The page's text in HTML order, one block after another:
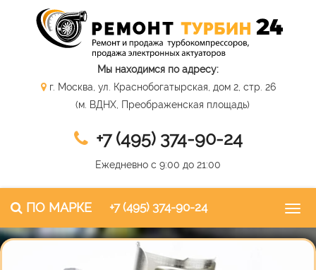
Мы находимся по адресу:
г. Москва, ул. Краснобогатырская, дом 2, стр. 26
(м. ВДНХ, Преображенская площадь)
+7 (495) 374-90-24
Ежедневно с 9:00 до 21:00
ПО МАРКЕ +7 (495) 374-90-24